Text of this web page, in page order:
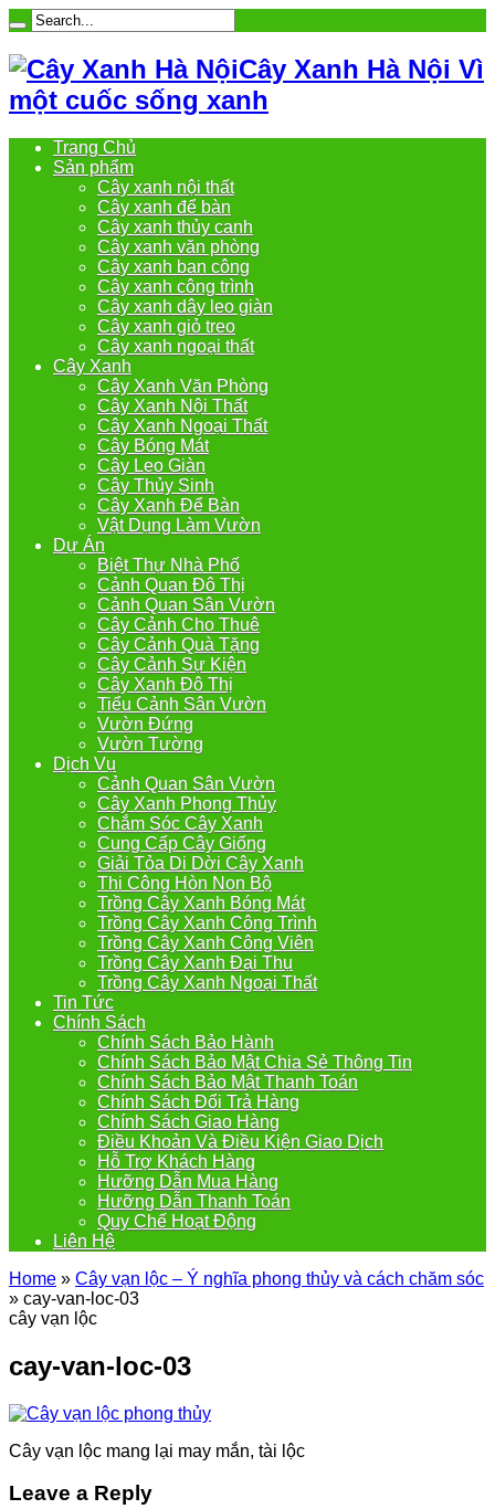
Cây Xanh Hà Nội Vì
một cuốc sống xanh
Trang Chủ
Sản phẩm
Cây xanh nội thất
Cây xanh để bàn
Cây xanh thủy canh
Cây xanh văn phòng
Cây xanh ban công
Cây xanh công trình
Cây xanh dây leo giàn
Cây xanh giỏ treo
Cây xanh ngoại thất
Cây Xanh
Cây Xanh Văn Phòng
Cây Xanh Nội Thất
Cây Xanh Ngoại Thất
Cây Bóng Mát
Cây Leo Giàn
Cây Thủy Sinh
Cây Xanh Để Bàn
Vật Dụng Làm Vườn
Dự Án
Biệt Thự Nhà Phố
Cảnh Quan Đô Thị
Cảnh Quan Sân Vườn
Cây Cảnh Cho Thuê
Cây Cảnh Quà Tặng
Cây Cảnh Sự Kiện
Cây Xanh Đô Thị
Tiểu Cảnh Sân Vườn
Vườn Đứng
Vườn Tường
Dịch Vụ
Cảnh Quan Sân Vườn
Cây Xanh Phong Thủy
Chắm Sóc Cây Xanh
Cung Cấp Cây Giống
Giải Tỏa Di Dời Cây Xanh
Thi Công Hòn Non Bộ
Trồng Cây Xanh Bóng Mát
Trồng Cây Xanh Công Trình
Trồng Cây Xanh Công Viên
Trồng Cây Xanh Đại Thụ
Trồng Cây Xanh Ngoại Thất
Tin Tức
Chính Sách
Chính Sách Bảo Hành
Chính Sách Bảo Mật Chia Sẻ Thông Tin
Chính Sách Bảo Mật Thanh Toán
Chính Sách Đổi Trả Hàng
Chính Sách Giao Hàng
Điều Khoản Và Điều Kiện Giao Dịch
Hỗ Trợ Khách Hàng
Hưỡng Dẫn Mua Hàng
Hưỡng Dẫn Thanh Toán
Quy Chế Hoạt Động
Liên Hệ
Home » Cây vạn lộc – Ý nghĩa phong thủy và cách chăm sóc
» cay-van-loc-03
cây vạn lộc
cay-van-loc-03
Cây vạn lộc mang lại may mắn, tài lộc
Leave a Reply